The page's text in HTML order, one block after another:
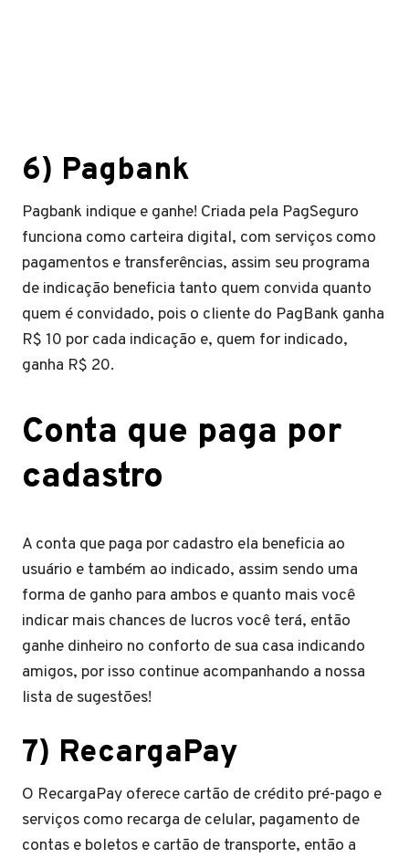
6) Pagbank
Pagbank indique e ganhe! Criada pela PagSeguro
funciona como carteira digital, com serviços como
pagamentos e transferências, assim seu programa
de indicação beneficia tanto quem convida quanto
quem é convidado, pois o cliente do PagBank ganha
R$ 10 por cada indicação e, quem for indicado,
ganha R$ 20.
Conta que paga por
cadastro
A conta que paga por cadastro ela beneficia ao
usuário e também ao indicado, assim sendo uma
forma de ganho para ambos e quanto mais você
indicar mais chances de lucros você terá, então
ganhe dinheiro no conforto de sua casa indicando
amigos, por isso continue acompanhando a nossa
lista de sugestões!
7) RecargaPay
O RecargaPay oferece cartão de crédito pré-pago e
serviços como recarga de celular, pagamento de
contas e boletos e cartão de transporte, então a